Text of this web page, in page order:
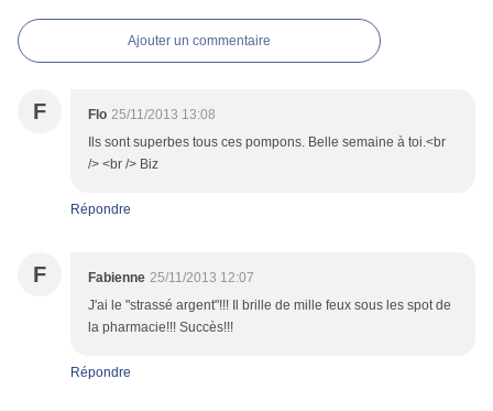
Ajouter un commentaire
F Flo 25/11/2013 13:08
Ils sont superbes tous ces pompons. Belle semaine à toi.<br
/> <br /> Biz
Répondre
F Fabienne 25/11/2013 12:07
J'ai le "strassé argent"!!! Il brille de mille feux sous les spot de
la pharmacie!!! Succès!!!
Répondre